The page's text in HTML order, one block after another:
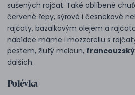
sušených rajčat. Také oblíbené
červené řepy, sýrové i česnekové
rajčaty, bazalkovým olejem a
nabídce máme i mozzarellu s
pestem, žlutý meloun,
dalších.
Polévka